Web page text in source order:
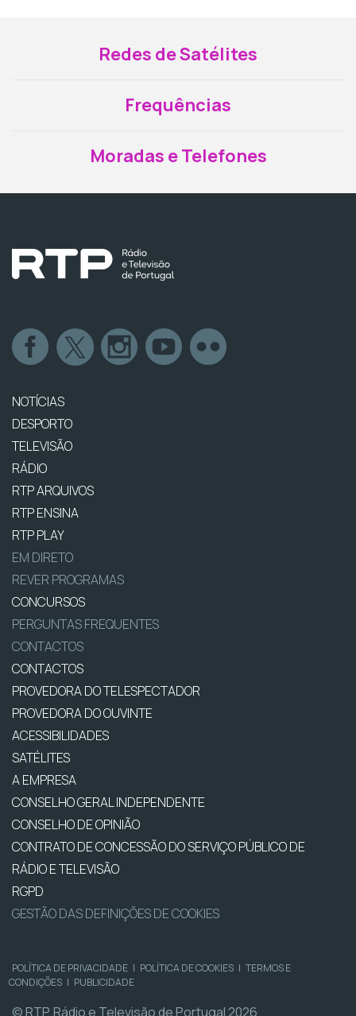
Redes de Satélites
Frequências
Moradas e Telefones
NOTÍCIAS
DESPORTO
TELEVISÃO
RÁDIO
RTP ARQUIVOS
RTP ENSINA
RTP PLAY
EM DIRETO
REVER PROGRAMAS
CONCURSOS
PERGUNTAS FREQUENTES
CONTACTOS
CONTACTOS
PROVEDORA DO TELESPECTADOR
PROVEDORA DO OUVINTE
ACESSIBILIDADES
SATÉLITES
A EMPRESA
CONSELHO GERAL INDEPENDENTE
CONSELHO DE OPINIÃO
CONTRATO DE CONCESSÃO DO SERVIÇO PÚBLICO DE
RÁDIO E TELEVISÃO
RGPD
GESTÃO DAS DEFINIÇÕES DE COOKIES
POLÍTICA DE PRIVACIDADE | POLÍTICA DE COOKIES | TERMOS E
CONDIÇÕES | PUBLICIDADE
© RTP, Rádio e Televisão de Portugal 2026